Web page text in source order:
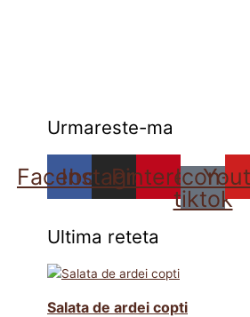
Urmareste-ma
Facebook
Instagram
Pinterest
Icon-
tiktok
Ultima reteta
Salata de ardei copti